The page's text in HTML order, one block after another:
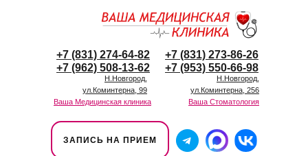
+7 (831) 274-64-82
+7 (962) 508-13-62
ЗАПИСЬ НА ПРИЕМ
Н.Новгород,
ул.Коминтерна, 99
Ваша Медицинская клиника
Ваша Стоматология
+7 (953) 550-66-98
+7 (831) 273-86-26
Н.Новгород,
ул.Коминтерна, 256